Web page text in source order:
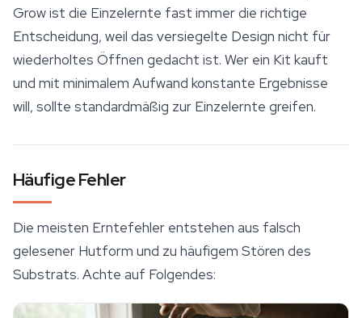
Grow ist die Einzelernte fast immer die richtige
Entscheidung, weil das versiegelte Design nicht für
wiederholtes Öffnen gedacht ist. Wer ein Kit kauft
und mit minimalem Aufwand konstante Ergebnisse
will, sollte standardmäßig zur Einzelernte greifen.
Häufige Fehler
Die meisten Erntefehler entstehen aus falsch
gelesener Hutform und zu häufigem Stören des
Substrats. Achte auf Folgendes: